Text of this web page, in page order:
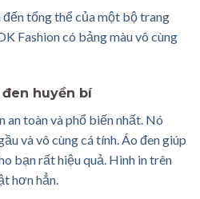
tổng thể của một bộ trang
Fashion có bảng màu vô cùng
huyền bí
an toàn và phổ biến nhất. Nó
và vô cùng cá tính. Áo đen giúp
bạn rất hiệu quả. Hình in trên
hơn hẳn.